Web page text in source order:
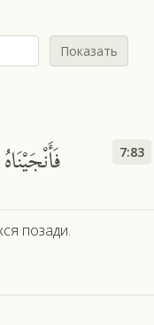
Показать
7:83
позади.